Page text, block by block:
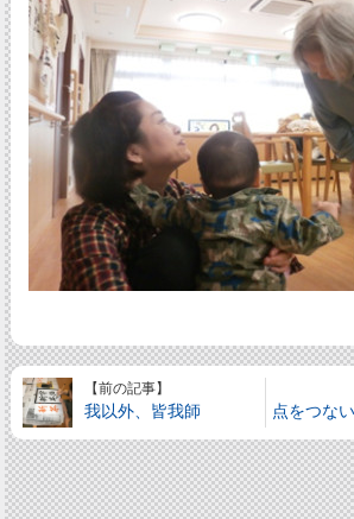
【前の記事】
我以外、皆我師 点をつな